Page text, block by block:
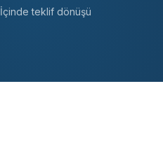
İçinde teklif dönüşü